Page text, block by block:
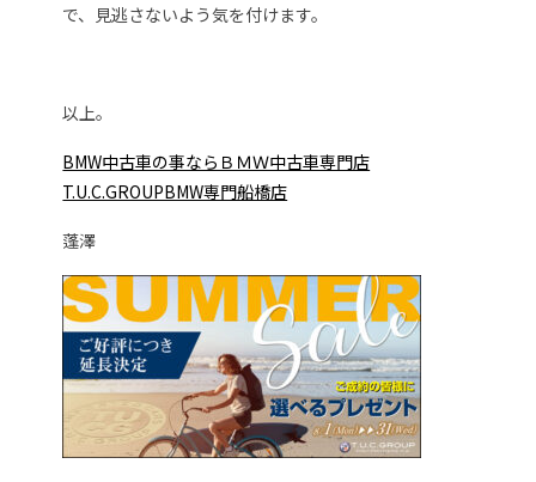
で、見逃さないよう気を付けます。
以上。
BMW中古車の事ならＢＭＷ中古車専門店
T.U.C.GROUPBMW専門船橋店
蓬澤